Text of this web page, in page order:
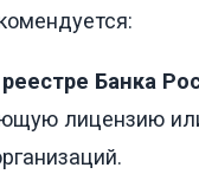
Банка
лицензию